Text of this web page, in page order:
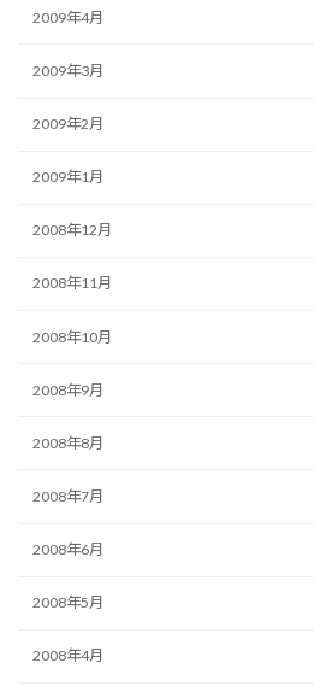
2009年4月
2009年3月
2009年2月
2009年1月
2008年12月
2008年11月
2008年10月
2008年9月
2008年8月
2008年7月
2008年6月
2008年5月
2008年4月